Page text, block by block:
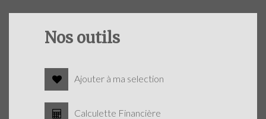
Nos outils
Ajouter à ma selection
Calculette Financière